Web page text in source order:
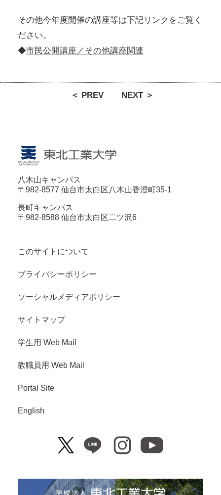
その他今年度開催の講座等は下記リンクをご覧く
ださい。
◆市民公開講座／その他講座関連
＜ PREV NEXT ＞
八木山キャンパス
〒982-8577 仙台市太白区八木山香澄町35-1
長町キャンパス
〒982-8588 仙台市太白区二ツ沢6
このサイトについて
プライバシーポリシー
ソーシャルメディアポリシー
サイトマップ
学生用 Web Mail
教職員用 Web Mail
Portal Site
English